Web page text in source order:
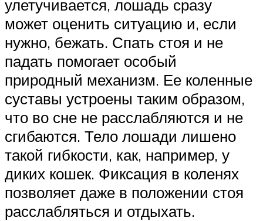
улетучивается, лошадь сразу
может оценить ситуацию и, если
нужно, бежать. Спать стоя и не
падать помогает особый
природный механизм. Ее коленные
суставы устроены таким образом,
что во сне не расслабляются и не
сгибаются. Тело лошади лишено
такой гибкости, как, например, у
диких кошек. Фиксация в коленях
позволяет даже в положении стоя
расслабляться и отдыхать.